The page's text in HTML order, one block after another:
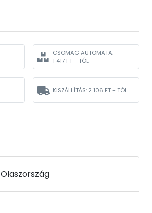
CSOMAG AUTOMATA:
1 417 FT - TÓL
KISZÁLLÍTÁS: 2 106 FT - TÓL
Olaszország